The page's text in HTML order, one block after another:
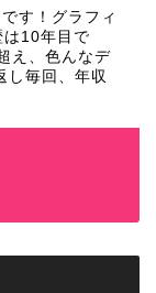
す！グラフィ
は10年目で
え、色んなデ
し毎回、年収